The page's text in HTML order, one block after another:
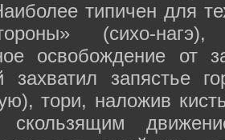
типичен для
(сихо-
освобождение от
захватил запястье
тори, наложив
скользящим